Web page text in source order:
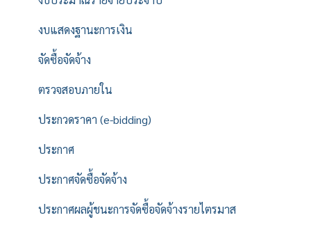
งบแสดงฐานะการเงิน
จัดซื้อจัดจ้าง
ตรวจสอบภายใน
ประกวดราคา (e-bidding)
ประกาศ
ประกาศจัดซื้อจัดจ้าง
ประกาศผลผู้ชนะการจัดซื้อจัดจ้างรายไตรมาส